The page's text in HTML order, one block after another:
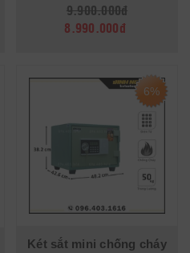
9.900.000đ
8.990.000đ
6%
Két sắt mini chống cháy